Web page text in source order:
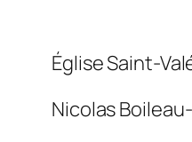
Église Saint-
Nicolas